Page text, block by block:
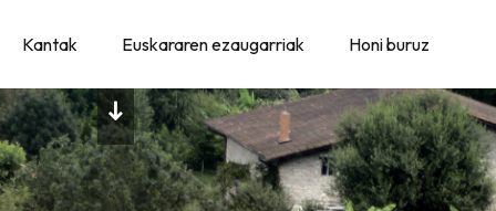
Kantak Euskararen ezaugarriak Honi buruz